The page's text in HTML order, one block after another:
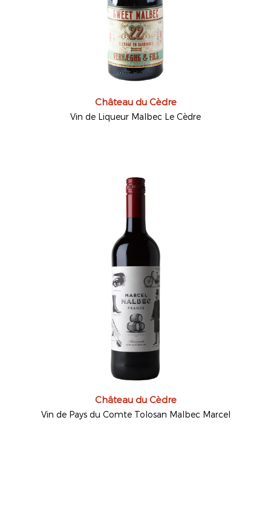
Château du Cèdre
Vin de Liqueur Malbec Le Cèdre
Château du Cèdre
Vin de Pays du Comte Tolosan Malbec Marcel